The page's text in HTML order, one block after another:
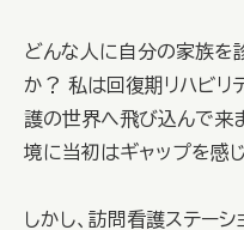
どんな人に自分の家族を
か？ 私は回復期リハビリ
護の世界へ飛び込んで来
境に当初はギャップを感
しかし、訪問看護ステー